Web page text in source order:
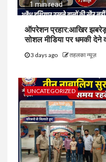
1 min read
ऑपरेशन प्रहार:आखिर
सोशल मीडिया पर धमकी देने
3 days ago तहलका न्यूज़
UNCATEGORIZED